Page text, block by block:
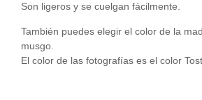
Son ligeros y se cuelgan fácilmente.
También puedes elegir el color de la
musgo.
El color de las fotografías es el color